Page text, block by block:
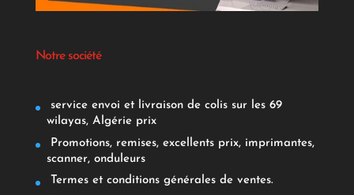
Notre société
service envoi et livraison de colis sur les 69
wilayas, Algérie prix
Promotions, remises, excellents prix, imprimantes,
scanner, onduleurs
Termes et conditions générales de ventes.